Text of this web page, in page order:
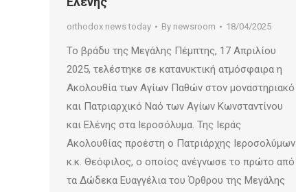
orthodox news today By newsroom 18/04/2025
Το βράδυ της Μεγάλης Πέμπτης, 17 Απριλίου
2025, τελέστηκε σε κατανυκτική ατμόσφαιρα η
Ακολουθία των Αγίων Παθών στον μοναστηριακό
και Πατριαρχικό Ναό των Αγίων Κωνσταντίνου
και Ελένης στα Ιεροσόλυμα. Της Ιεράς
Ακολουθίας προέστη ο Πατριάρχης Ιεροσολύμων
κ.κ. Θεόφιλος, ο οποίος ανέγνωσε το πρώτο από
τα Δώδεκα Ευαγγέλια του Όρθρου της Μεγάλης